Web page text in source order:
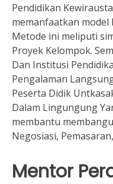
Pendidikan
memanfaatkan
Metode ini meliputi
Proyek Kelompok.
Dan Institusi
Pengalaman
Peserta Didik
Dalam Lingungung
membantu
Negosiasi,
Mentor